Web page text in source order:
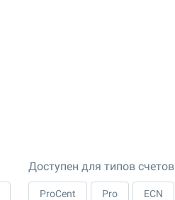
Доступен для типов счетов
ProCent Pro ECN